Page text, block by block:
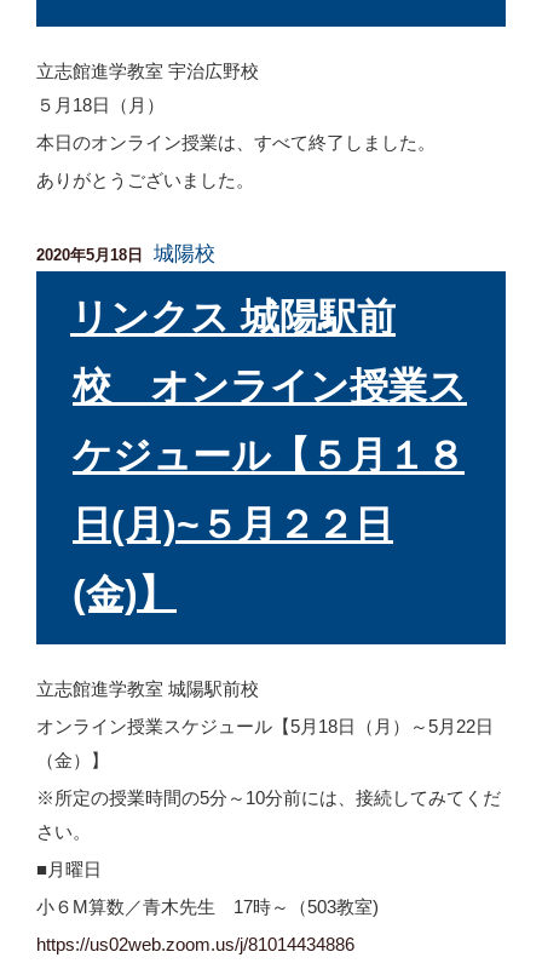
立志館進学教室 宇治広野校
５月18日（月）
本日のオンライン授業は、すべて終了しました。
ありがとうございました。
投
2020年5月18日 城陽校
リンクス 城陽駅前
校 オンライン授業ス
ケジュール【５月１８
日(月)~５月２２日
(金)】
立志館進学教室 城陽駅前校
オンライン授業スケジュール【5月18日（月）～5月22日
（金）】
※所定の授業時間の5分～10分前には、接続してみてくだ
さい。
■月曜日
小６M算数／青木先生 17時～（503教室)
https://us02web.zoom.us/j/81014434886